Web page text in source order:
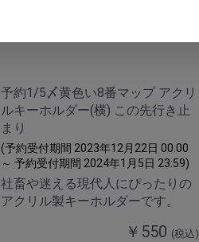
予約1/5〆黄色い8番マップ アクリ
ルキーホルダー(横) この先行き止
まり
(予約受付期間 2023年12月22日 00:00
～ 予約受付期間 2024年1月5日 23:59)
社畜や迷える現代人にぴったりの
アクリル製キーホルダーです。
￥550 (税込)